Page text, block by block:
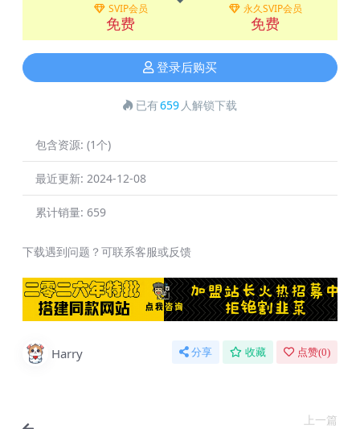
SVIP会员
免费
永久SVIP会员
免费
登录后购买
已有659 人解锁下载
包含资源: (1个)
最近更新: 2024-12-08
累计销量: 659
下载遇到问题？可联系客服或反馈
Harry 分享 收藏 点赞(0)
上一篇